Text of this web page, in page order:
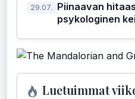
29.07. Piinaavan
psykologinen
Luetuimmat